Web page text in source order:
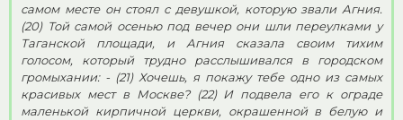
самом месте он стоял с девушкой, которую звали Агния.
(20) Той самой осенью под вечер они шли переулками у
Таганской площади, и Агния сказала своим тихим
голосом, который трудно расслышивался в городском
громыхании: - (21) Хочешь, я покажу тебе одно из самых
красивых мест в Москве? (22) И подвела его к ограде
маленькой кирпичной церкви, окрашенной в белую и